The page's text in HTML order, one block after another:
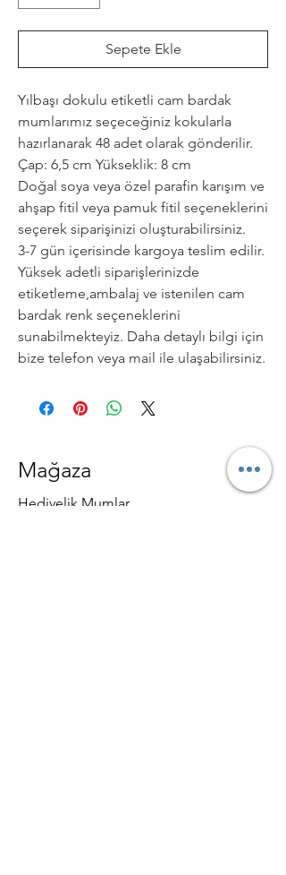
Sepete Ekle
Yılbaşı dokulu etiketli cam bardak
mumlarımız seçeceğiniz kokularla
hazırlanarak 48 adet olarak gönderilir.
Çap: 6,5 cm Yükseklik: 8 cm
Doğal soya veya özel parafin karışım ve
ahşap fitil veya pamuk fitil seçeneklerini
seçerek siparişinizi oluşturabilirsiniz.
3-7 gün içerisinde kargoya teslim edilir.
Yüksek adetli siparişlerinizde
etiketleme,ambalaj ve istenilen cam
bardak renk seçeneklerini
sunabilmekteyiz. Daha detaylı bilgi için
bize telefon veya mail ile ulaşabilirsiniz.
Mağaza
Hediyelik Mumlar